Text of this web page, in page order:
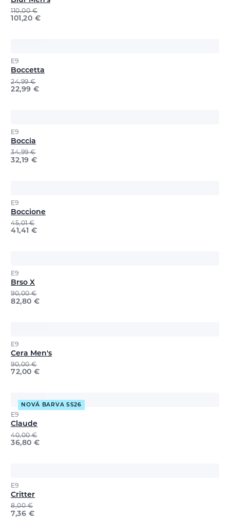
110,00€
101,20 €
E9
Boccetta
24,99€
22,99 €
E9
Boccia
34,99€
32,19 €
E9
Boccione
45,01€
41,41 €
E9
Brso X
90,00€
82,80 €
E9
Cera Men's
90,00€
72,00 €
NOVÁ BARVA SS26
E9
Claude
40,00€
36,80 €
E9
Critter
8,00€
7,36 €